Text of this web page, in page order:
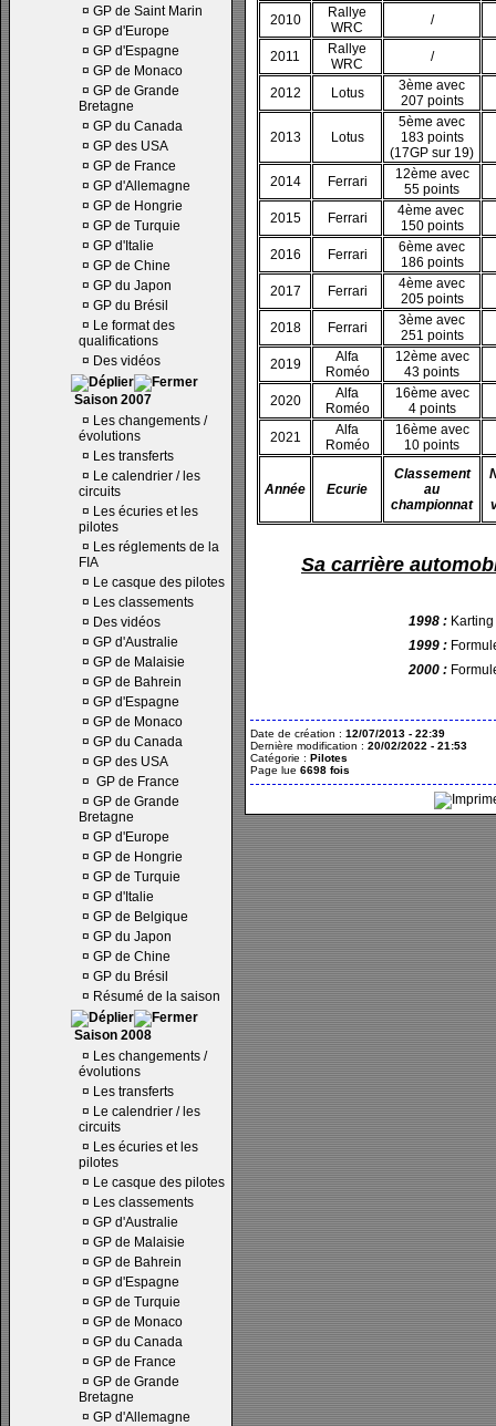
¤ GP de Saint Marin
¤ GP d'Europe
¤ GP d'Espagne
¤ GP de Monaco
¤ GP de Grande
Bretagne
¤ GP du Canada
¤ GP des USA
¤ GP de France
¤ GP d'Allemagne
¤ GP de Hongrie
¤ GP de Turquie
¤ GP d'Italie
¤ GP de Chine
¤ GP du Japon
¤ GP du Brésil
¤ Le format des
qualifications
¤ Des vidéos
Saison 2007
¤ Les changements /
évolutions
¤ Les transferts
¤ Le calendrier / les
circuits
¤ Les écuries et les
pilotes
¤ Les réglements de la
FIA
¤ Le casque des pilotes
¤ Les classements
¤ Des vidéos
¤ GP d'Australie
¤ GP de Malaisie
¤ GP de Bahrein
¤ GP d'Espagne
¤ GP de Monaco
¤ GP du Canada
¤ GP des USA
¤ GP de France
¤ GP de Grande
Bretagne
¤ GP d'Europe
¤ GP de Hongrie
¤ GP de Turquie
¤ GP d'Italie
¤ GP de Belgique
¤ GP du Japon
¤ GP de Chine
¤ GP du Brésil
¤ Résumé de la saison
Saison 2008
¤ Les changements /
évolutions
¤ Les transferts
¤ Le calendrier / les
circuits
¤ Les écuries et les
pilotes
¤ Le casque des pilotes
¤ Les classements
¤ GP d'Australie
¤ GP de Malaisie
¤ GP de Bahrein
¤ GP d'Espagne
¤ GP de Turquie
¤ GP de Monaco
¤ GP du Canada
¤ GP de France
¤ GP de Grande
Bretagne
¤ GP d'Allemagne
2010
Rallye
WRC
/
2011
Rallye
WRC
/
2012 Lotus
3ème avec
207 points
2013 Lotus
5ème avec
183 points
(17GP sur 19)
2014
Ferrari
12ème avec
55 points
2015
Ferrari
4ème avec
150 points
2016
Ferrari
6ème avec
186 points
2017
Ferrari
4ème avec
205 points
2018
Ferrari
3ème avec
251 points
2019
Alfa
Roméo
12ème avec
43 points
2020
Alfa
Roméo
16ème avec
4 points
2021
Alfa
Roméo
16ème avec
10 points
Année Ecurie
Classement
au
championnat
Sa carrière
1998 : Karting
1999 :
2000 :
Date de création : 12/07/2013 - 22:39
Dernière modification : 20/02/2022 - 21:53
Catégorie : Pilotes
Page lue 6698 fois